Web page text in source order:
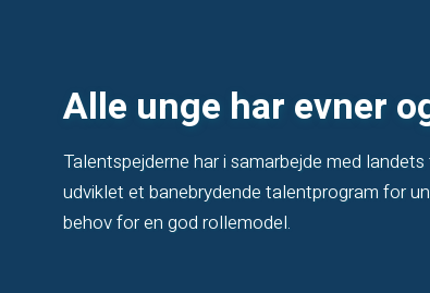
Alle unge har evner
Talentspejderne har i samarbejde med
udviklet et banebrydende talentprogram for
behov for en god rollemodel.